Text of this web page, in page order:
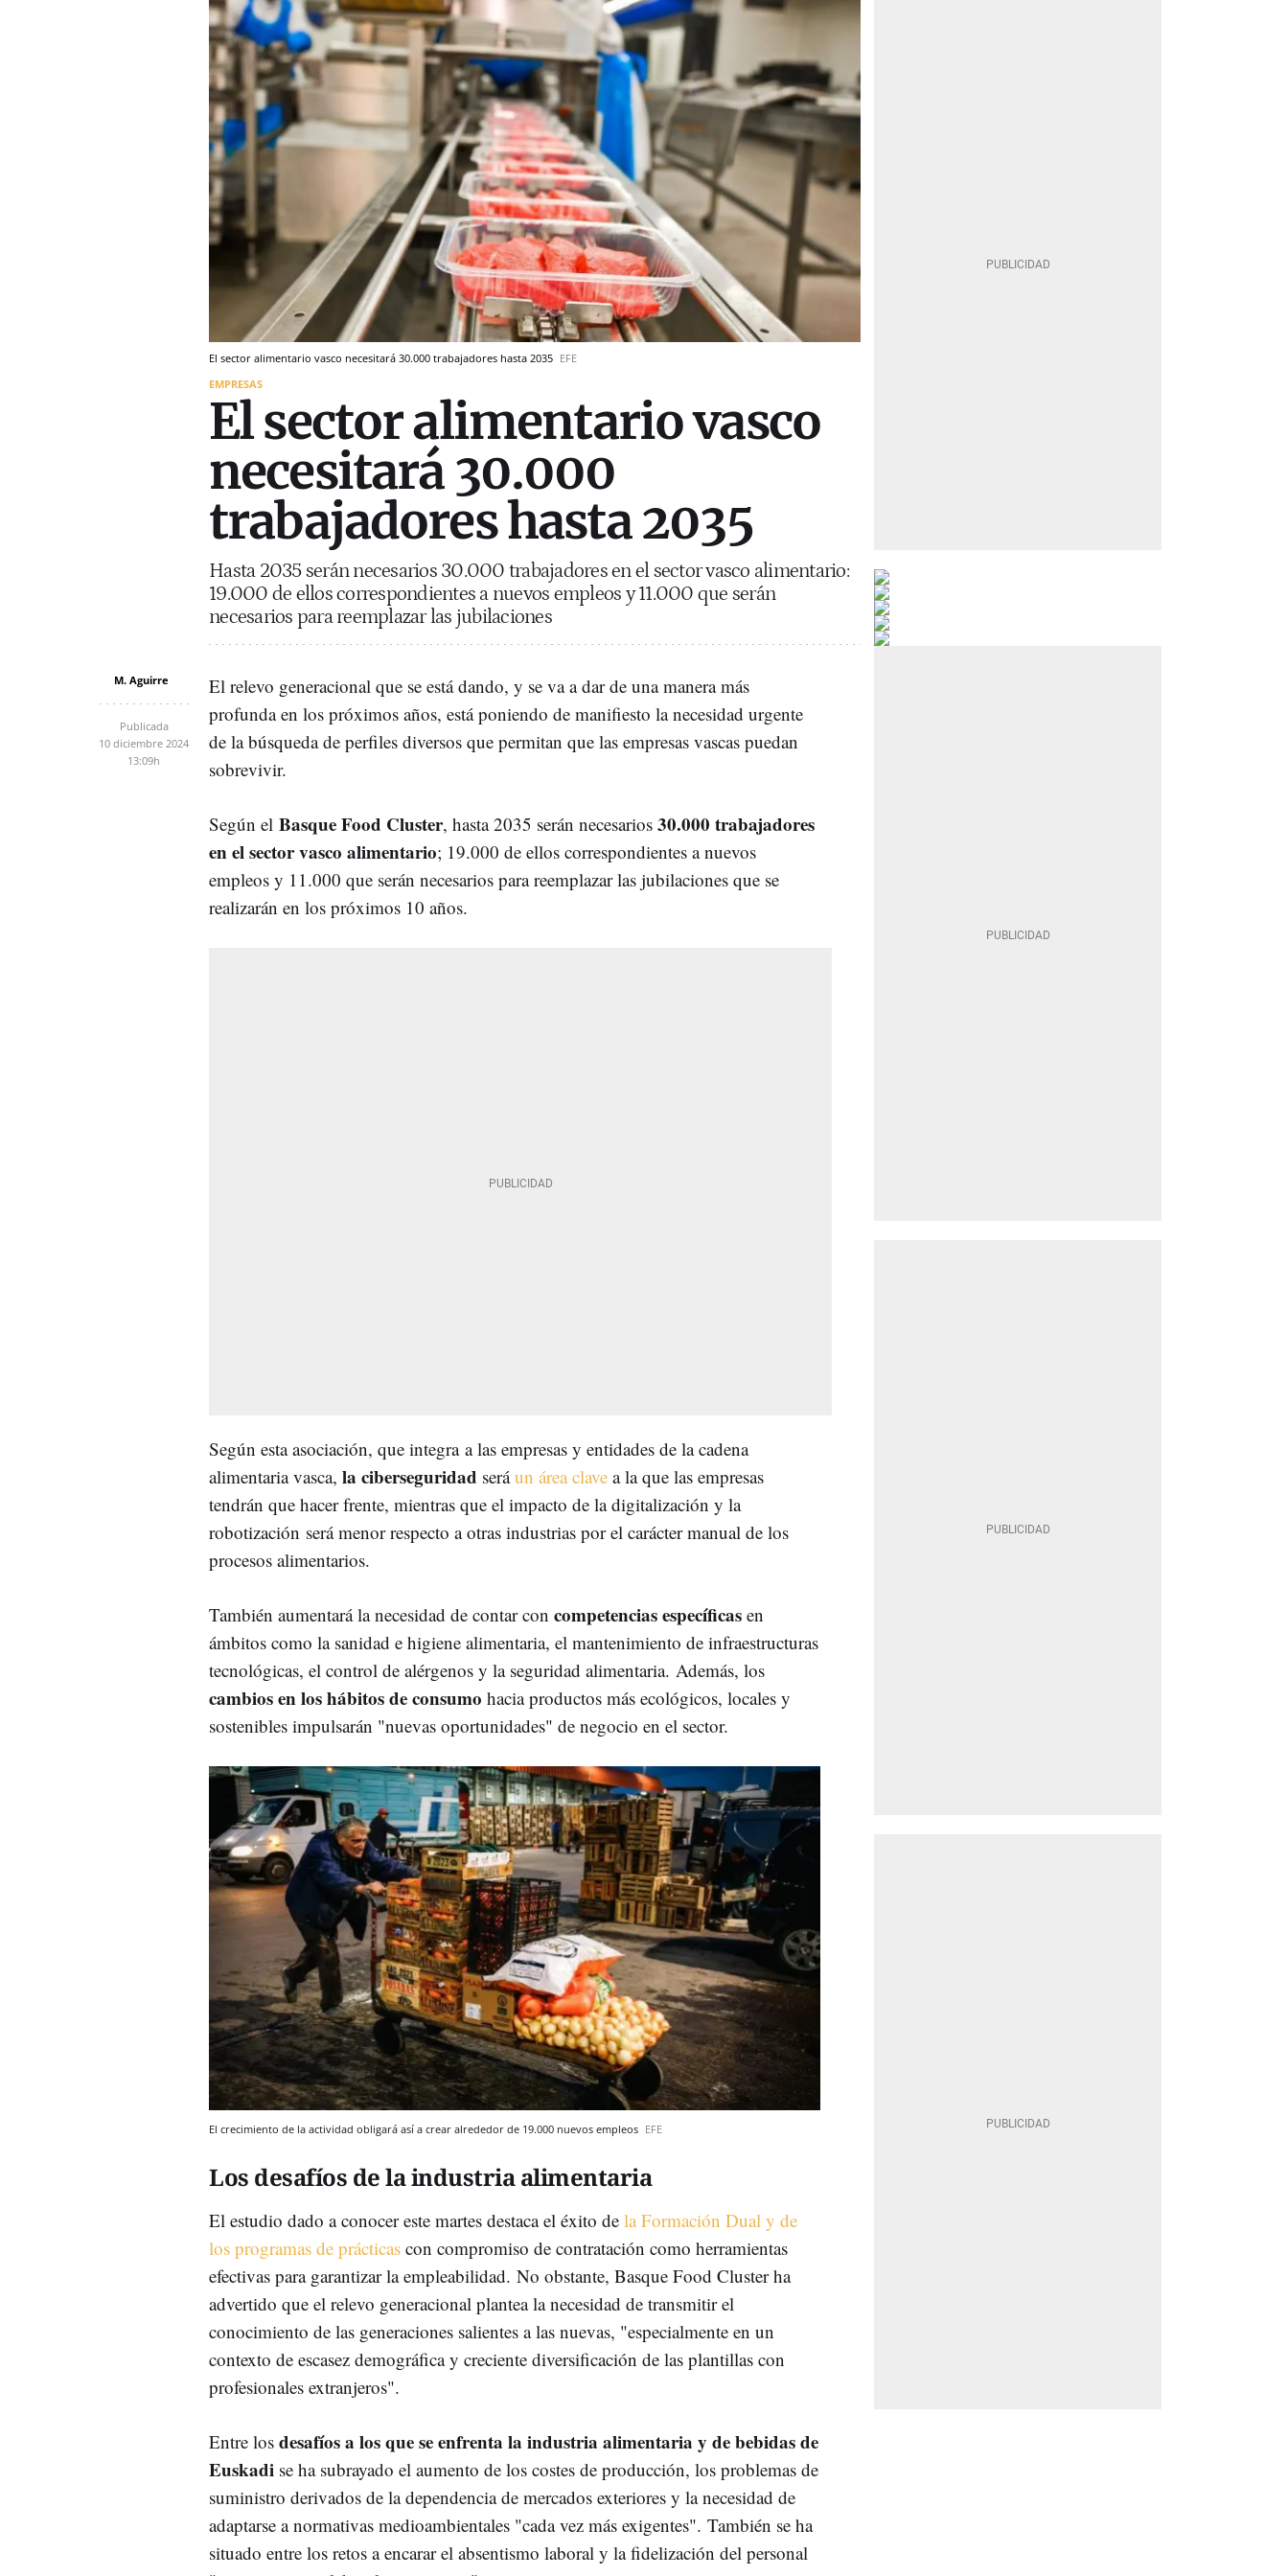
El sector alimentario vasco necesitará 30.000 trabajadores hasta 2035 EFE
EMPRESAS
El sector alimentario vasco
necesitará 30.000
trabajadores hasta 2035
Hasta 2035 serán necesarios 30.000 trabajadores en el sector vasco alimentario:
19.000 de ellos correspondientes a nuevos empleos y 11.000 que serán
necesarios para reemplazar las jubilaciones
M. Aguirre
Publicada
10 diciembre 2024
13:09h
El relevo generacional que se está dando, y se va a dar de una manera más
profunda en los próximos años, está poniendo de manifiesto la necesidad urgente
de la búsqueda de perfiles diversos que permitan que las empresas vascas puedan
sobrevivir.
Según el Basque Food Cluster, hasta 2035 serán necesarios 30.000 trabajadores
en el sector vasco alimentario; 19.000 de ellos correspondientes a nuevos
empleos y 11.000 que serán necesarios para reemplazar las jubilaciones que se
realizarán en los próximos 10 años.
Según esta asociación, que integraa las empresas y entidades de la cadena
alimentaria vasca, la ciberseguridad seráun área clave a la que las empresas
tendrán que hacer frente, mientras que el impacto de la digitalización y la
robotización será menor respecto a otras industrias por el carácter manual de los
procesos alimentarios.
También aumentará la necesidad de contar con competencias específicas en
ámbitos como la sanidad e higiene alimentaria, el mantenimiento de infraestructuras
tecnológicas, el control de alérgenos y la seguridad alimentaria. Además, los
cambios en los hábitos de consumo hacia productos más ecológicos, locales y
sostenibles impulsarán "nuevas oportunidades" de negocio en el sector.
El crecimiento de la actividad obligará así a crear alrededor de 19.000 nuevos empleos EFE
Los desafíos de la industria alimentaria
El estudio dado a conocer este martes destaca el éxito de la Formación Dual y de
los programas de prácticas con compromiso de contratación como herramientas
efectivas para garantizar la empleabilidad. No obstante, Basque Food Cluster ha
advertido que el relevo generacional plantea la necesidad de transmitir el
conocimiento de las generaciones salientes a las nuevas, "especialmente en un
contexto de escasez demográfica y creciente diversificación de las plantillas con
profesionales extranjeros".
Entre los desafíos a los que se enfrenta la industria alimentaria y de bebidas de
Euskadi se ha subrayado el aumento de los costes de producción, los problemas de
suministro derivados de la dependencia de mercados exteriores y la necesidad de
adaptarse a normativas medioambientales "cada vez más exigentes". También se ha
situado entre los retos a encarar el absentismo laboral y la fidelización del personal